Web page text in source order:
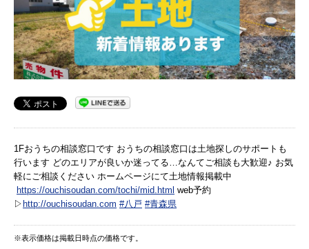
1Fおうちの相談窓口です おうちの相談窓口は土地探しのサポートも
行います どのエリアが良いか迷ってる…なんてご相談も大歓迎♪ お気
軽にご相談ください ホームページにて土地情報掲載中
https://ouchisoudan.com/tochi/mid.html web予約
▷ http://ouchisoudan.com #八戸 #青森県
※表示価格は掲載日時点の価格です。